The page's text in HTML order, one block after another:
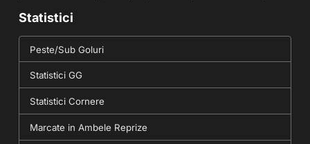
Statistici
Peste/Sub Goluri
Statistici GG
Statistici Cornere
Marcate in Ambele Reprize